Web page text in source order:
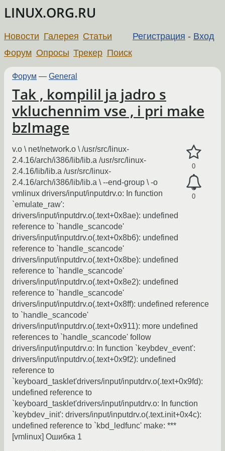
LINUX.ORG.RU
Регистрация - Вход
Новости Галерея Статьи
Форум Опросы Трекер Поиск
Форум — General
Tak , kompilil ja jadro s
vkluchennim vse , i pri make
bzImage
0
0
v.o \ net/network.o \ /usr/src/linux-
2.4.16/arch/i386/lib/lib.a /usr/src/linux-
2.4.16/lib/lib.a /usr/src/linux-
2.4.16/arch/i386/lib/lib.a \ --end-group \ -o
vmlinux drivers/input/inputdrv.o: In function
`emulate_raw':
drivers/input/inputdrv.o(.text+0x8ae): undefined
reference to `handle_scancode'
drivers/input/inputdrv.o(.text+0x8b6): undefined
reference to `handle_scancode'
drivers/input/inputdrv.o(.text+0x8be): undefined
reference to `handle_scancode'
drivers/input/inputdrv.o(.text+0x8e2): undefined
reference to `handle_scancode'
drivers/input/inputdrv.o(.text+0x8ff): undefined reference
to `handle_scancode'
drivers/input/inputdrv.o(.text+0x911): more undefined
references to `handle_scancode' follow
drivers/input/inputdrv.o: In function `keybdev_event':
drivers/input/inputdrv.o(.text+0x9f2): undefined
reference to
`keyboard_tasklet'drivers/input/inputdrv.o(.text+0x9fd):
undefined reference to
`keyboard_tasklet'drivers/input/inputdrv.o: In function
`keybdev_init': drivers/input/inputdrv.o(.text.init+0x4c):
undefined reference to `kbd_ledfunc' make: ***
[vmlinux] Ошибка 1